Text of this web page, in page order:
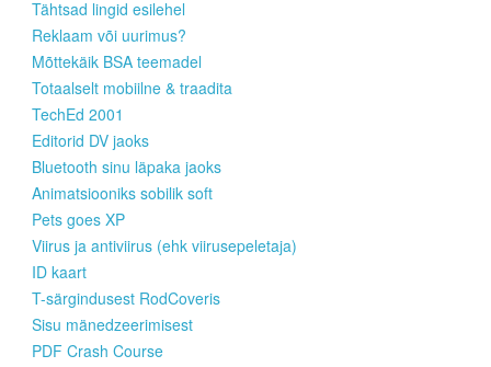
Tähtsad lingid esilehel
Reklaam või uurimus?
Mõttekäik BSA teemadel
Totaalselt mobiilne & traadita
TechEd 2001
Editorid DV jaoks
Bluetooth sinu läpaka jaoks
Animatsiooniks sobilik soft
Pets goes XP
Viirus ja antiviirus (ehk viirusepeletaja)
ID kaart
T-särgindusest RodCoveris
Sisu mänedzeerimisest
PDF Crash Course